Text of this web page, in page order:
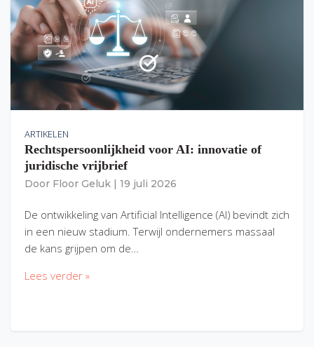
ARTIKELEN
Rechtspersoonlijkheid voor AI: innovatie of
juridische vrijbrief
Door Floor Geluk 19 juli 2026
De ontwikkeling van Artificial Intelligence (AI) bevindt zich
in een nieuw stadium. Terwijl ondernemers massaal
de kans grijpen om de…
Lees verder »